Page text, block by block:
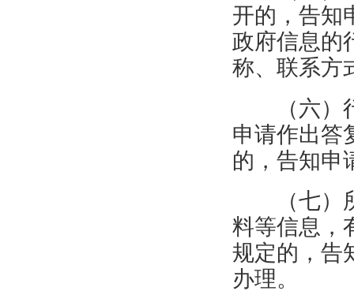
开的，告知
政府信息的
称、联系方
（六
申请作出答
的，告知申
（七
料等信息，
规定的，告
办理。